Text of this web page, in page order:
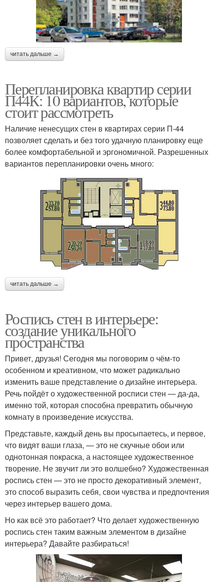
читать дальше →
Перепланировка квартир серии
П44К: 10 вариантов, которые
стоит рассмотреть
Наличие ненесущих стен в квартирах серии П-44
позволяет сделать и без того удачную планировку еще
более комфортабельной и эргономичной. Разрешенных
вариантов перепланировки очень много:
читать дальше →
Роспись стен в интерьере:
создание уникального
пространства
Привет, друзья! Сегодня мы поговорим о чём-то
особенном и креативном, что может радикально
изменить ваше представление о дизайне интерьера.
Речь пойдёт о художественной росписи стен — да-да,
именно той, которая способна превратить обычную
комнату в произведение искусства.
Представьте, каждый день вы просыпаетесь, и первое,
что видят ваши глаза, — это не скучные обои или
однотонная покраска, а настоящее художественное
творение. Не звучит ли это волшебно? Художественная
роспись стен — это не просто декоративный элемент,
это способ выразить себя, свои чувства и предпочтения
через интерьер вашего дома.
Но как всё это работает? Что делает художественную
роспись стен таким важным элементом в дизайне
интерьера? Давайте разбираться!